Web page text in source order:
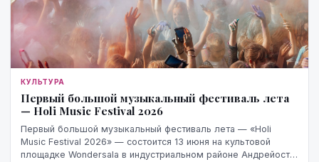
КУЛЬТУРА
Первый большой музыкальный фестиваль лета
— Holi Music Festival 2026
Первый большой музыкальный фестиваль лета — «Holi
Music Festival 2026» — состоится 13 июня на культовой
площадке Wondersala в индустриальном районе Андрейоста.